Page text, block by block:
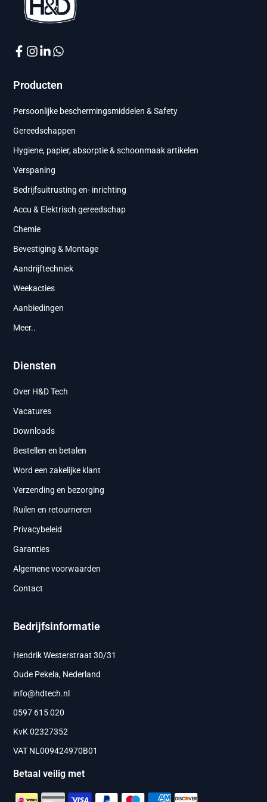
Producten
Persoonlijke beschermingsmiddelen & Safety
Gereedschappen
Hygiene, papier, absorptie & schoonmaak artikelen
Verspaning
Bedrijfsuitrusting en- inrichting
Accu & Elektrisch gereedschap
Chemie
Bevestiging & Montage
Aandrijftechniek
Weekacties
Aanbiedingen
Meer..
Diensten
Over H&D Tech
Vacatures
Downloads
Bestellen en betalen
Word een zakelijke klant
Verzending en bezorging
Ruilen en retourneren
Privacybeleid
Garanties
Algemene voorwaarden
Contact
Bedrijfsinformatie
Hendrik Westerstraat 30/31
Oude Pekela, Nederland
info@hdtech.nl
0597 615 020
KvK 02327352
VAT NL009424970B01
Betaal veilig met